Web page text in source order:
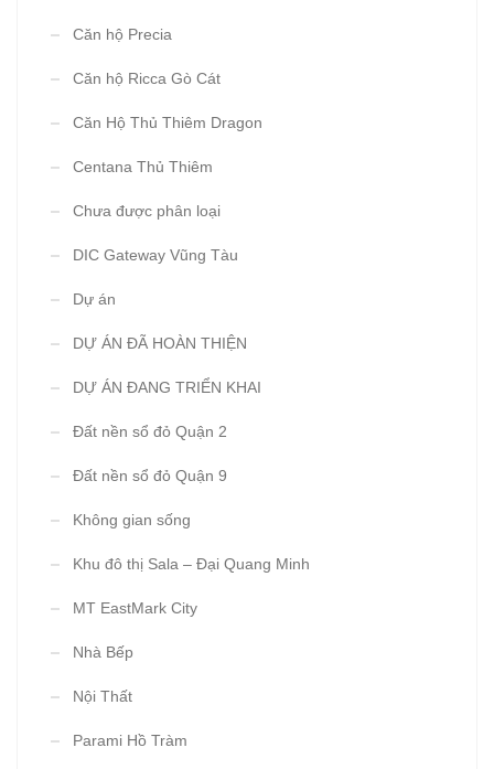
Căn hộ Precia
Căn hộ Ricca Gò Cát
Căn Hộ Thủ Thiêm Dragon
Centana Thủ Thiêm
Chưa được phân loại
DIC Gateway Vũng Tàu
Dự án
DỰ ÁN ĐÃ HOÀN THIỆN
DỰ ÁN ĐANG TRIỂN KHAI
Đất nền sổ đỏ Quận 2
Đất nền sổ đỏ Quận 9
Không gian sống
Khu đô thị Sala – Đại Quang Minh
MT EastMark City
Nhà Bếp
Nội Thất
Parami Hồ Tràm